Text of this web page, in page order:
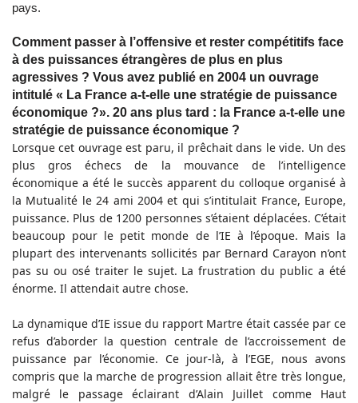
pays.
Comment passer à l’offensive et rester compétitifs face
à des puissances étrangères de plus en plus
agressives ? Vous avez publié en 2004 un ouvrage
intitulé « La France a-t-elle une stratégie de puissance
économique ?». 20 ans plus tard : la France a-t-elle une
stratégie de puissance économique ?
Lorsque cet ouvrage est paru, il prêchait dans le vide. Un des
plus gros échecs de la mouvance de l’intelligence
économique a été le succès apparent du colloque organisé à
la Mutualité le 24 ami 2004 et qui s’intitulait France, Europe,
puissance. Plus de 1200 personnes s’étaient déplacées. C’était
beaucoup pour le petit monde de l’IE à l’époque. Mais la
plupart des intervenants sollicités par Bernard Carayon n’ont
pas su ou osé traiter le sujet. La frustration du public a été
énorme. Il attendait autre chose.
La dynamique d’IE issue du rapport Martre était cassée par ce
refus d’aborder la question centrale de l’accroissement de
puissance par l’économie. Ce jour-là, à l’EGE, nous avons
compris que la marche de progression allait être très longue,
malgré le passage éclairant d’Alain Juillet comme Haut